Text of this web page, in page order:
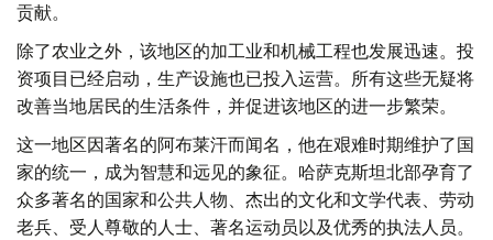
贡献。
除了农业之外，该地区的加工业和机械工程也发展迅速。投
资项目已经启动，生产设施也已投入运营。所有这些无疑将
改善当地居民的生活条件，并促进该地区的进一步繁荣。
这一地区因著名的阿布莱汗而闻名，他在艰难时期维护了国
家的统一，成为智慧和远见的象征。哈萨克斯坦北部孕育了
众多著名的国家和公共人物、杰出的文化和文学代表、劳动
老兵、受人尊敬的人士、著名运动员以及优秀的执法人员。